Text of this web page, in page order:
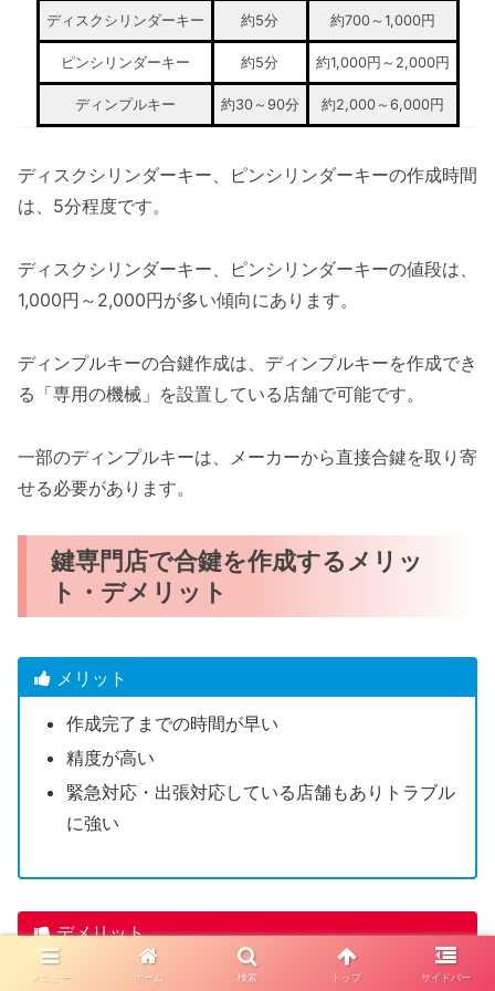
ディスクシリンダーキー 約5分 約700～1,000円
ピンシリンダーキー 約5分 約1,000円～2,000円
ディンプルキー 約30～90分 約2,000～6,000円
ディスクシリンダーキー、ピンシリンダーキーの作成時間
は、5分程度です。
ディスクシリンダーキー、ピンシリンダーキーの値段は、
1,000円～2,000円が多い傾向にあります。
ディンプルキーの合鍵作成は、ディンプルキーを作成でき
る「専用の機械」を設置している店舗で可能です。
一部のディンプルキーは、メーカーから直接合鍵を取り寄
せる必要があります。
鍵専門店で合鍵を作成するメリッ
ト・デメリット
メリット
作成完了までの時間が早い
精度が高い
緊急対応・出張対応している店舗もありトラブル
に強い
デメリット
一部のディンプルキーは店舗で合鍵作成できない
メニュー ホーム 検索 トップ サイドバー